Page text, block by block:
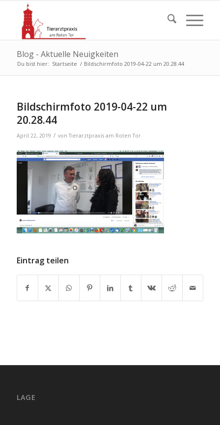
Blog - Aktuelle Neuigkeiten
Du bist hier: Startseite / Bildschirmfoto 2019-04-22 um 20.28.44
Bildschirmfoto 2019-04-22 um
20.28.44
April 22, 2019 / vonTierarztpraxis am Roten Tor
Eintrag teilen
LAGE